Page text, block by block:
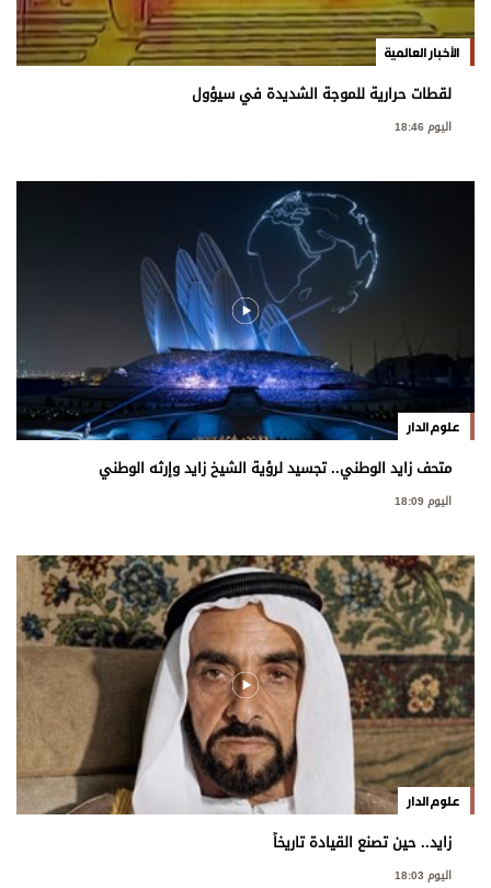
الأخبار العالمية
لقطات حرارية للموجة الشديدة في سيؤول
اليوم 18:46
علوم الدار
متحف زايد الوطني.. تجسيد لرؤية الشيخ زايد وإرثه الوطني
اليوم 18:09
علوم الدار
زايد.. حين تصنع القيادة تاريخاً
اليوم 18:03